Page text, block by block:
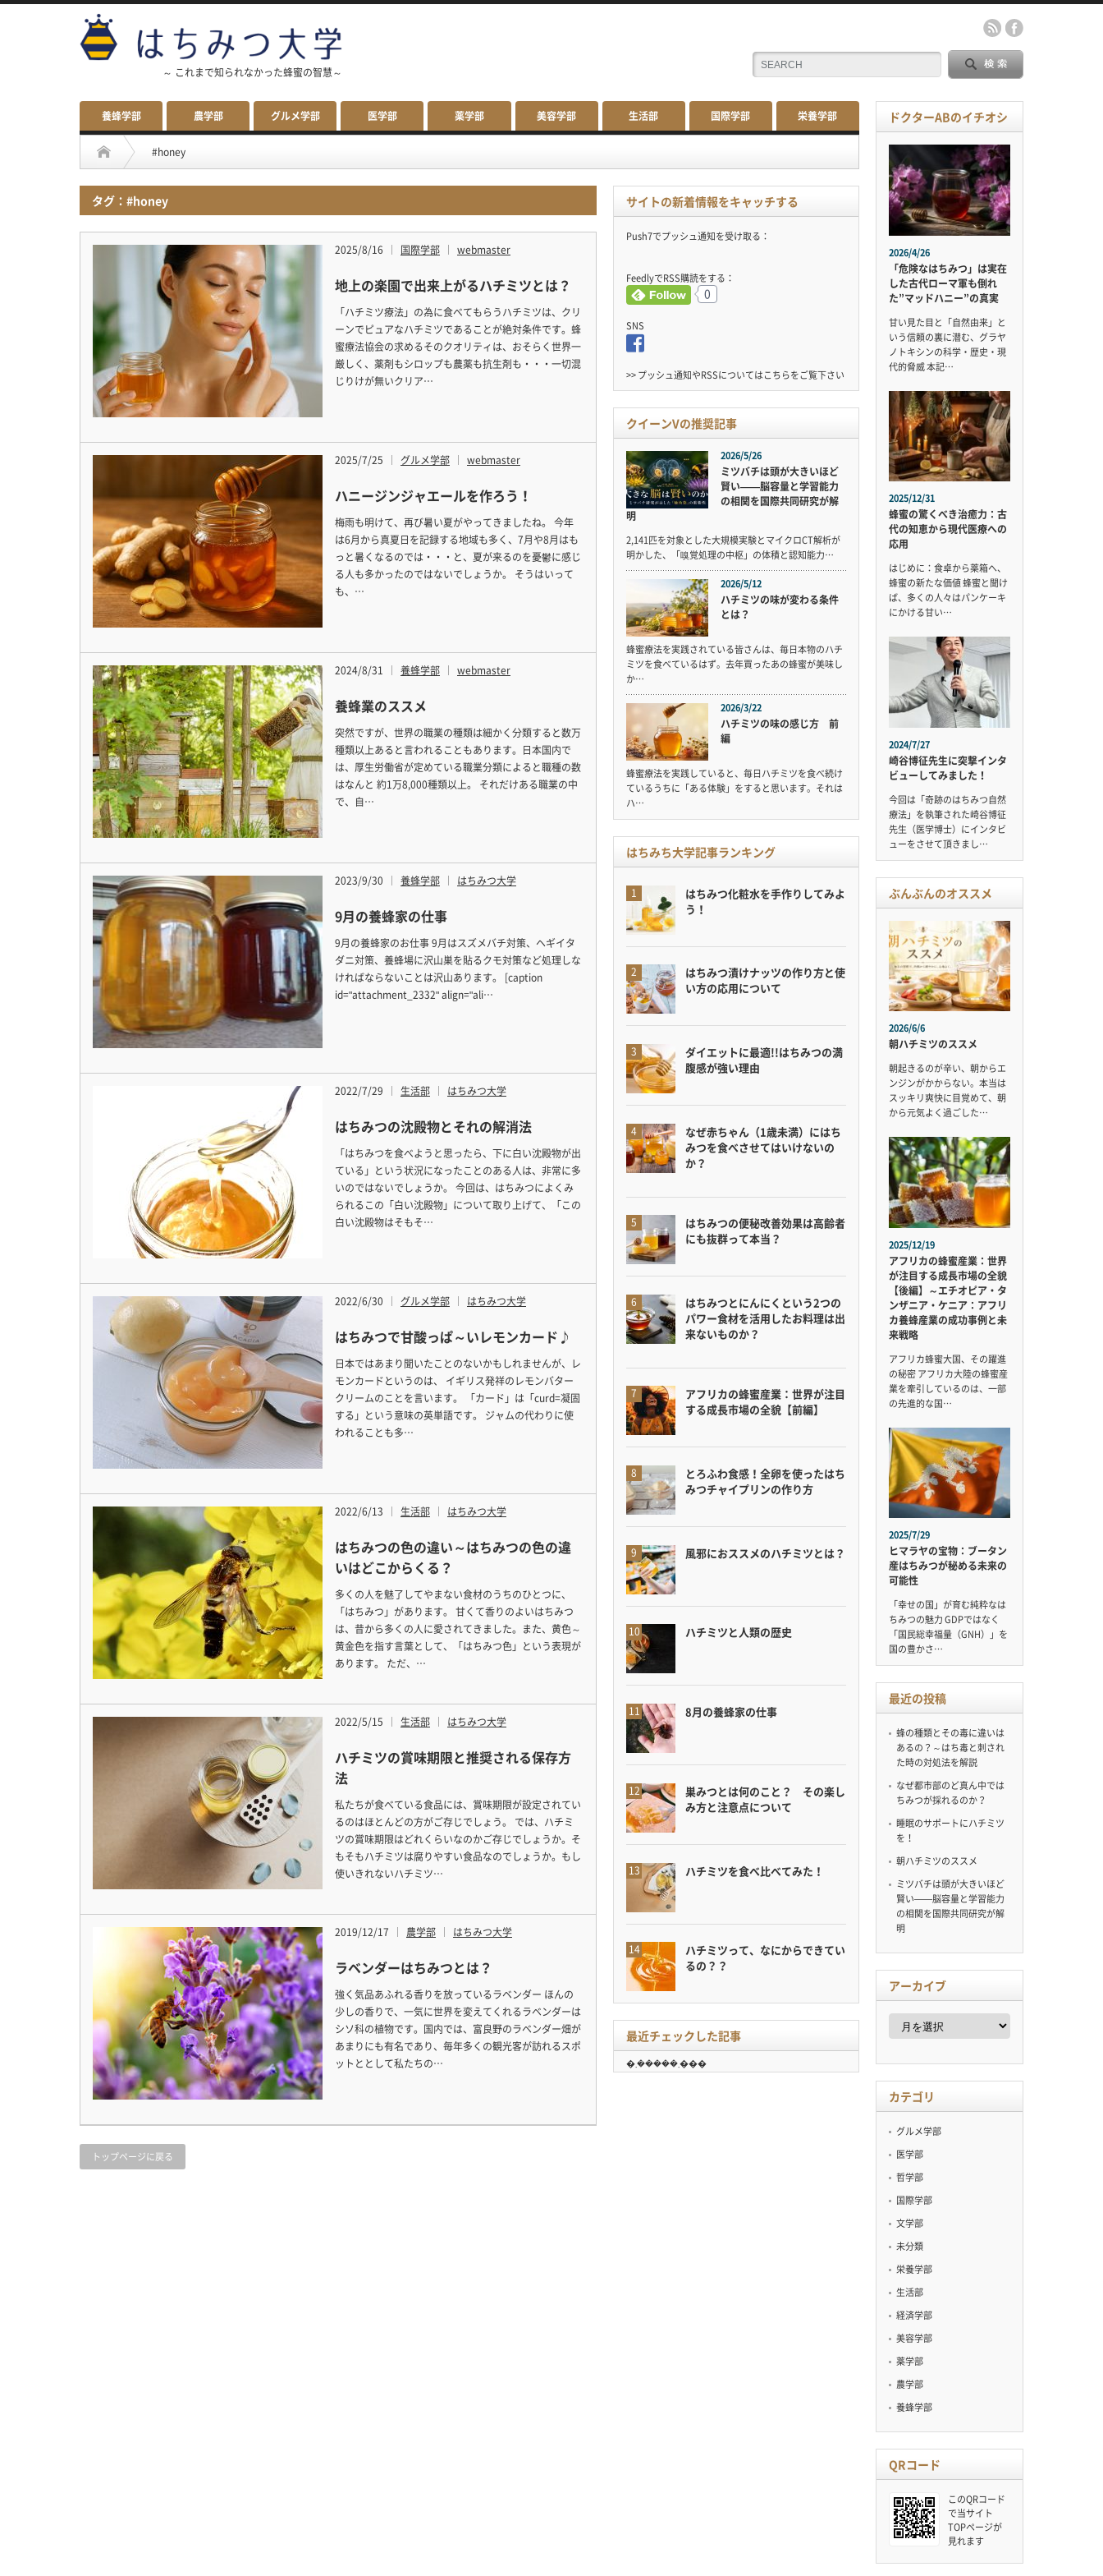
～ これまで知られなかった蜂蜜の智慧～
養蜂学部 農学部 グルメ学部 医学部 薬学部 美容学部 生活部 国際学部 栄養学部
#honey
タグ：#honey
2025/8/16 国際学部 webmaster
地上の楽園で出来上がるハチミツとは？
「ハチミツ療法」の為に食べてもらうハチミツは、クリ
ーンでピュアなハチミツであることが絶対条件です。蜂
蜜療法協会の求めるそのクオリティは、おそらく世界一
厳しく、薬剤もシロップも農薬も抗生剤も・・・一切混
じりけが無いクリア…
2025/7/25 グルメ学部 webmaster
ハニージンジャエールを作ろう！
梅雨も明けて、再び暑い夏がやってきましたね。 今年
は6月から真夏日を記録する地域も多く、7月や8月はも
っと暑くなるのでは・・・と、夏が来るのを憂鬱に感じ
る人も多かったのではないでしょうか。 そうはいって
も、…
2024/8/31 養蜂学部 webmaster
養蜂業のススメ
突然ですが、世界の職業の種類は細かく分類すると数万
種類以上あると言われることもあります。日本国内で
は、厚生労働省が定めている職業分類によると職種の数
はなんと 約1万8,000種類以上。 それだけある職業の中
で、自…
2023/9/30 養蜂学部 はちみつ大学
9月の養蜂家の仕事
9月の養蜂家のお仕事 9月はスズメバチ対策、ヘギイタ
ダニ対策、養蜂場に沢山巣を貼るクモ対策など処理しな
ければならないことは沢山あります。 [caption
id="attachment_2332" align="ali…
2022/7/29 生活部 はちみつ大学
はちみつの沈殿物とそれの解消法
「はちみつを食べようと思ったら、下に白い沈殿物が出
ている」という状況になったことのある人は、非常に多
いのではないでしょうか。 今回は、はちみつによくみ
られるこの「白い沈殿物」について取り上げて、「この
白い沈殿物はそもそ…
2022/6/30 グルメ学部 はちみつ大学
はちみつで甘酸っぱ～いレモンカード♪
日本ではあまり聞いたことのないかもしれませんが、レ
モンカードというのは、 イギリス発祥のレモンバター
クリームのことを言います。 「カード」は「curd=凝固
する」という意味の英単語です。 ジャムの代わりに使
われることも多…
2022/6/13 生活部 はちみつ大学
はちみつの色の違い～はちみつの色の違
いはどこからくる？
多くの人を魅了してやまない食材のうちのひとつに、
「はちみつ」があります。 甘くて香りのよいはちみつ
は、昔から多くの人に愛されてきました。また、黄色～
黄金色を指す言葉として、「はちみつ色」という表現が
あります。 ただ、…
2022/5/15 生活部 はちみつ大学
ハチミツの賞味期限と推奨される保存方
法
私たちが食べている食品には、賞味期限が設定されてい
るのはほとんどの方がご存じでしょう。 では、ハチミ
ツの賞味期限はどれくらいなのかご存じでしょうか。そ
もそもハチミツは腐りやすい食品なのでしょうか。もし
使いきれないハチミツ…
2019/12/17 農学部 はちみつ大学
ラベンダーはちみつとは？
強く気品あふれる香りを放っているラベンダー ほんの
少しの香りで、一気に世界を変えてくれるラベンダーは
シソ科の植物です。国内では、富良野のラベンダー畑が
あまりにも有名であり、毎年多くの観光客が訪れるスポ
ットととして私たちの…
トップページに戻る
サイトの新着情報をキャッチする
Push7でプッシュ通知を受け取る：
FeedlyでRSS購読をする：
0
SNS
>> プッシュ通知やRSSについてはこちらをご覧下さい
クイーンVの推奨記事
2026/5/26
ミツバチは頭が大きいほど
賢い——脳容量と学習能力
の相関を国際共同研究が解
明
2,141匹を対象とした大規模実験とマイクロCT解析が
明かした、「嗅覚処理の中枢」の体積と認知能力…
2026/5/12
ハチミツの味が変わる条件
とは？
蜂蜜療法を実践されている皆さんは、毎日本物のハチ
ミツを食べているはず。去年買ったあの蜂蜜が美味し
か…
2026/3/22
ハチミツの味の感じ方 前
編
蜂蜜療法を実践していると、毎日ハチミツを食べ続け
ているうちに「ある体験」をすると思います。それは
ハ…
はちみち大学記事ランキング
はちみつ化粧水を手作りしてみよ
う！
はちみつ漬けナッツの作り方と使
い方の応用について
ダイエットに最適!!はちみつの満
腹感が強い理由
なぜ赤ちゃん（1歳未満）にはち
みつを食べさせてはいけないの
か？
はちみつの便秘改善効果は高齢者
にも抜群って本当？
はちみつとにんにくという2つの
パワー食材を活用したお料理は出
来ないものか？
アフリカの蜂蜜産業：世界が注目
する成長市場の全貌【前編】
とろふわ食感！全卵を使ったはち
みつチャイプリンの作り方
風邪におススメのハチミツとは？
ハチミツと人類の歴史
8月の養蜂家の仕事
巣みつとは何のこと？ その楽し
み方と注意点について
ハチミツを食べ比べてみた！
ハチミツって、なにからできてい
るの？？
最近チェックした記事
�܂�����܂���
ドクターABのイチオシ
2026/4/26
「危険なはちみつ」は実在
した古代ローマ軍も倒れ
た”マッドハニー”の真実
甘い見た目と「自然由来」と
いう信頼の裏に潜む、グラヤ
ノトキシンの科学・歴史・現
代的脅威 本記…
2025/12/31
蜂蜜の驚くべき治癒力：古
代の知恵から現代医療への
応用
はじめに：食卓から薬箱へ、
蜂蜜の新たな価値 蜂蜜と聞け
ば、多くの人々はパンケーキ
にかける甘い…
2024/7/27
崎谷博征先生に突撃インタ
ビューしてみました！
今回は「奇跡のはちみつ自然
療法」を執筆された崎谷博征
先生（医学博士）にインタビ
ューをさせて頂きまし…
ぶんぶんのオススメ
2026/6/6
朝ハチミツのススメ
朝起きるのが辛い、朝からエ
ンジンがかからない。本当は
スッキリ爽快に目覚めて、朝
から元気よく過ごした…
2025/12/19
アフリカの蜂蜜産業：世界
が注目する成長市場の全貌
【後編】～エチオピア・タ
ンザニア・ケニア：アフリ
カ養蜂産業の成功事例と未
来戦略
アフリカ蜂蜜大国、その躍進
の秘密 アフリカ大陸の蜂蜜産
業を牽引しているのは、一部
の先進的な国…
2025/7/29
ヒマラヤの宝物：ブータン
産はちみつが秘める未来の
可能性
「幸せの国」が育む純粋なは
ちみつの魅力 GDPではなく
「国民総幸福量（GNH）」を
国の豊かさ…
最近の投稿
蜂の種類とその毒に違いは
あるの？～はち毒と刺され
た時の対処法を解説
なぜ都市部のど真ん中では
ちみつが採れるのか？
睡眠のサポートにハチミツ
を！
朝ハチミツのススメ
ミツバチは頭が大きいほど
賢い——脳容量と学習能力
の相関を国際共同研究が解
明
アーカイブ
ア
イ
カテゴリ
グルメ学部
医学部
哲学部
国際学部
文学部
未分類
栄養学部
生活部
経済学部
美容学部
薬学部
農学部
養蜂学部
QRコード
このQRコード
で当サイト
TOPページが
見れます